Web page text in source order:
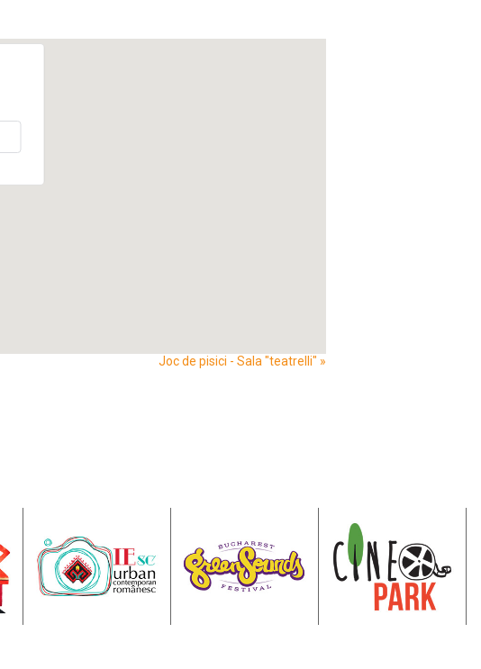
Joc de pisici - Sala "teatrelli" »